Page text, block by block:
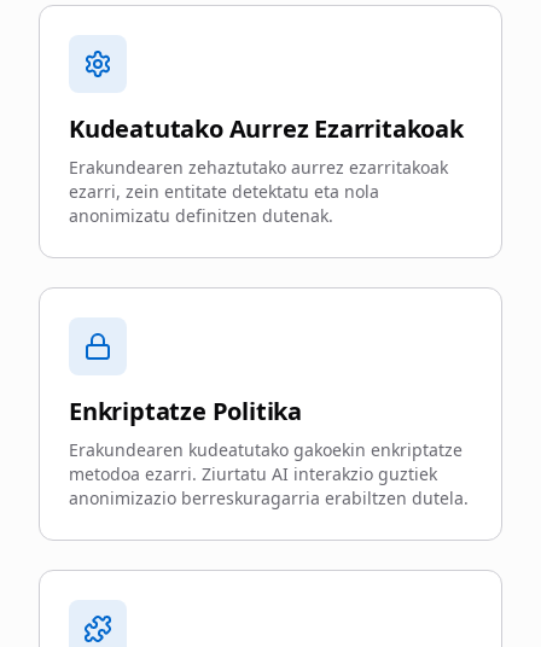
Kudeatutako Aurrez Ezarritakoak
Erakundearen zehaztutako aurrez ezarritakoak
ezarri, zein entitate detektatu eta nola
anonimizatu definitzen dutenak.
Enkriptatze Politika
Erakundearen kudeatutako gakoekin enkriptatze
metodoa ezarri. Ziurtatu AI interakzio guztiek
anonimizazio berreskuragarria erabiltzen dutela.